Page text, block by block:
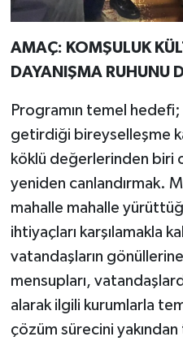
AMAÇ: KOMŞULUK
DAYANIŞMA RUHUNU
Programın temel
getirdiği bireyselleşme
köklü değerlerinden biri
yeniden canlandırmak.
mahalle mahalle
ihtiyaçları karşılamakla
vatandaşların
mensupları,
alarak ilgili kurumlarla
çözüm sürecini